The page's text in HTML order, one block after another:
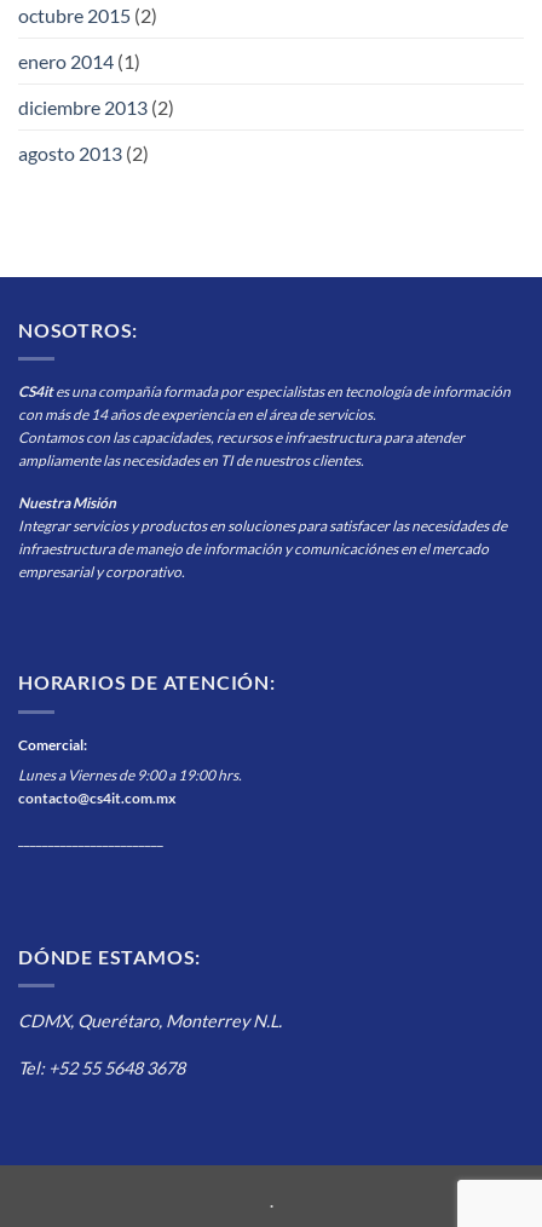
octubre 2015 (2)
enero 2014 (1)
diciembre 2013 (2)
agosto 2013 (2)
NOSOTROS:
CS4ites una compañía formada por especialistas en tecnología de información
con más de 14 años de experiencia en el área de servicios.
Contamos con las capacidades, recursos e infraestructura para atender
ampliamente las necesidades en TI de nuestros clientes.
Nuestra Misión
Integrar servicios y productos en soluciones para satisfacer las necesidades de
infraestructura de manejo de información y comunicaciónes en el mercado
empresarial y corporativo.
HORARIOS DE ATENCIÓN:
Comercial:
Lunes a Viernes de 9:00 a 19:00 hrs.
contacto@cs4it.com.mx
DÓNDE ESTAMOS:
CDMX, Querétaro, Monterrey N.L.
Tel: +52 55 5648 3678
.